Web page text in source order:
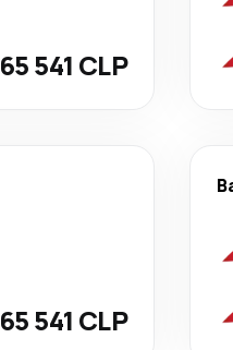
65 541 CLP
65 541 CLP